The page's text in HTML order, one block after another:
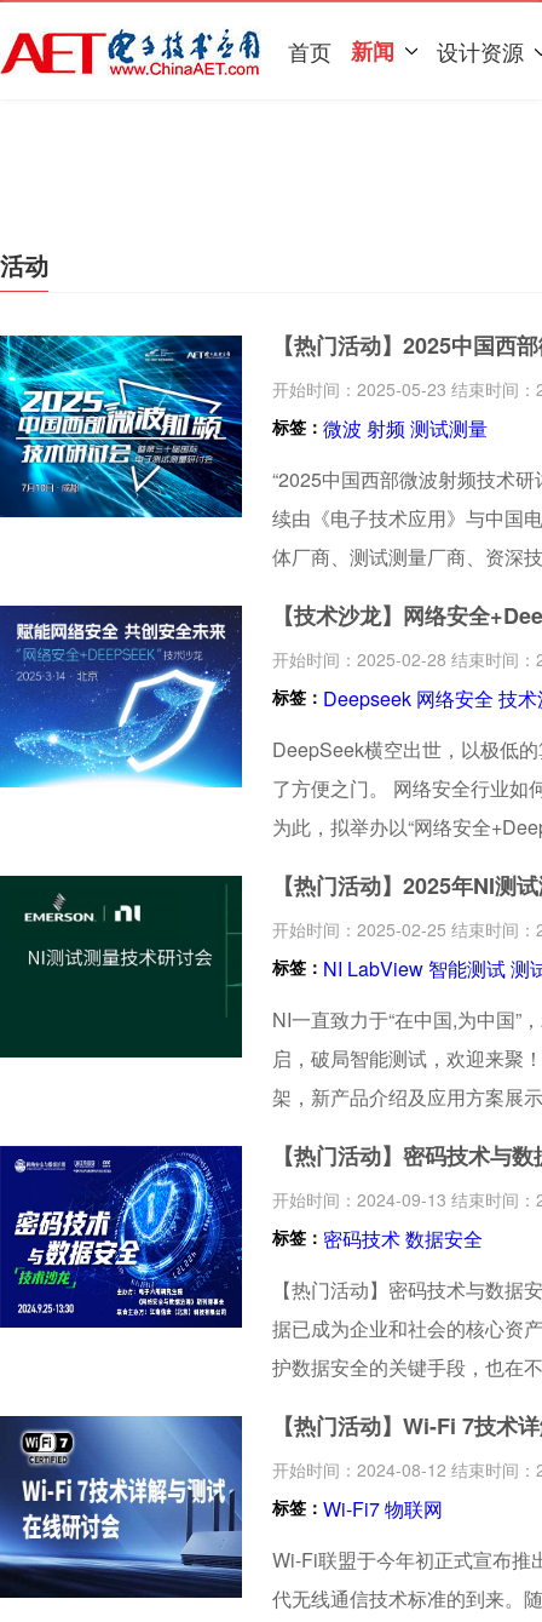
首页 新闻 设计资源
活动
【热门活动】2025中国西
开始时间：2025-05-23 结束时间
标签： 微波 射频 测试测量
“2025中国西部微波射频技术
续由《电子技术应用》与中国
体厂商、测试测量厂商、资深
【技术沙龙】网络安全
开始时间：2025-02-28 结束时间
标签： Deepseek 网络安全 技
DeepSeek横空出世，以极低
了方便之门。 网络安全行业如
为此，拟举办以“网络安全
网络安全技术和产品创新，提
【热门活动】2025年NI测
开始时间：2025-02-25 结束时间
标签： NI LabView 智能测试测
NI一直致力于“在中国,为中国”
启，破局智能测试，欢迎来聚
架，新产品介绍及应用方案展
【热门活动】密码技术与
开始时间：2024-09-13 结束时间
标签： 密码技术数据安全
【热门活动】密码技术与数据
据已成为企业和社会的核心资
护数据安全的关键手段，也在
力，促进数据安全领域的交
会为大家提供一场让行业专家
探讨的盛宴，特邀您一起参与！
【热门活动】Wi-Fi 7技术
开始时间：2024-08-12 结束时间
标签： Wi-Fi7物联网
Wi-Fi联盟于今年初正式宣布推
代无线通信技术标准的到来。